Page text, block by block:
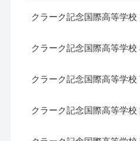
クラーク記念国際高等学校
クラーク記念国際高等学
クラーク記念国際高等学校
クラーク記念国際高等学校